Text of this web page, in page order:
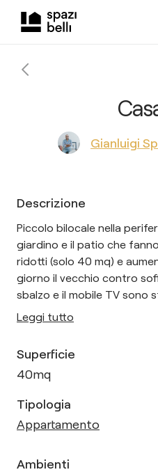
Gianluigi
Descrizione
Piccolo bilocale nella
giardino e il patio che
ridotti (solo 40 mq) e
giorno il vecchio contro
sbalzo e il mobile TV sono
Leggi tutto
Superficie
40mq
Tipologia
Appartamento
Ambienti